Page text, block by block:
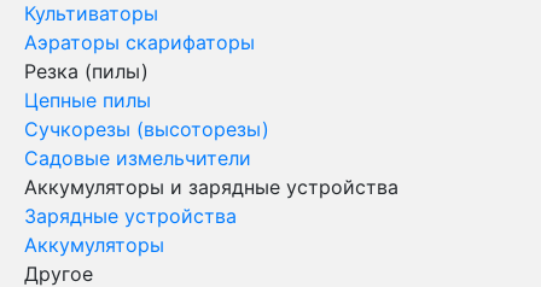
Культиваторы
Аэраторы скарифаторы
Резка (пилы)
Цепные пилы
Сучкорезы (высоторезы)
Садовые измельчители
Аккумуляторы и зарядные устройства
Зарядные устройства
Аккумуляторы
Другое